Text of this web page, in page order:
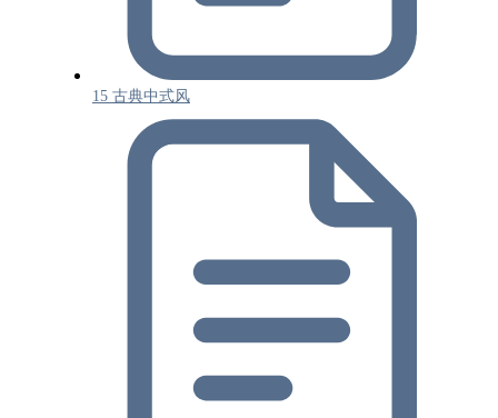
15 古典中式风